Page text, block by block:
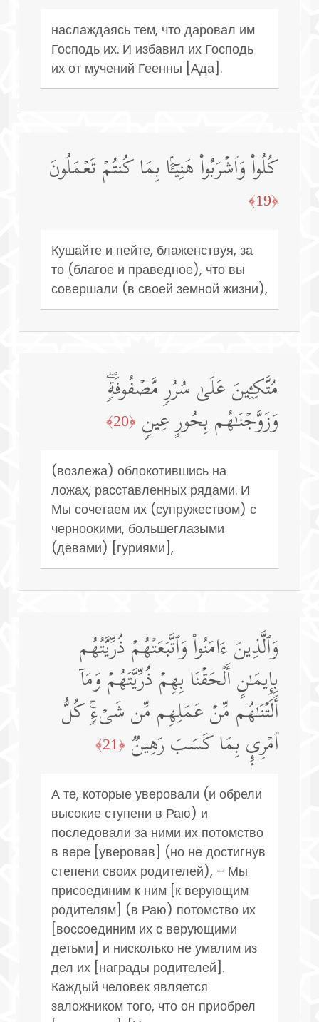
наслаждаясь тем, что даровал им
Господь их. И избавил их Господь
их от мучений Геенны [Ада].
كُلُوا۟ وَٱشۡرَبُوا۟ هَنِیۤـَٔۢا بِمَا كُنتُمۡ تَعۡمَلُونَ
﴿19﴾
Кушайте и пейте, блаженствуя, за
то (благое и праведное), что вы
совершали (в своей земной жизни),
مُتَّكِـِٔینَ عَلَىٰ سُرُرࣲ مَّصۡفُوفَةࣲۖ
وَزَوَّجۡنَـٰهُم بِحُورٍ عِینࣲ ﴿20﴾
(возлежа) облокотившись на
ложах, расставленных рядами. И
Мы сочетаем их (супружеством) с
черноокими, большеглазыми
(девами) [гуриями],
وَٱلَّذِینَ ءَامَنُوا۟ وَٱتَّبَعَتۡهُمۡ ذُرِّیَّتُهُم
بِإِیمَـٰنٍ أَلۡحَقۡنَا بِهِمۡ ذُرِّیَّتَهُمۡ وَمَاۤ
أَلَتۡنَـٰهُم مِّنۡ عَمَلِهِم مِّن شَیۡءࣲۚ كُلُّ
ٱمۡرِىِٕۭ بِمَا كَسَبَ رَهِینࣱ ﴿21﴾
А те, которые уверовали (и обрели
высокие ступени в Раю) и
последовали за ними их потомство
в вере [уверовав] (но не достигнув
степени своих родителей), – Мы
присоединим к ним [к верующим
родителям] (в Раю) потомство их
[воссоединим их с верующими
детьми] и нисколько не умалим из
дел их [награды родителей].
Каждый человек является
заложником того, что он приобрел